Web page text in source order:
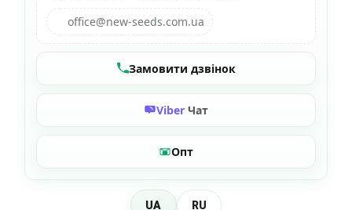
office@new-seeds.com.ua
Замовити дзвінок
Viber Чат
Опт
UA RU